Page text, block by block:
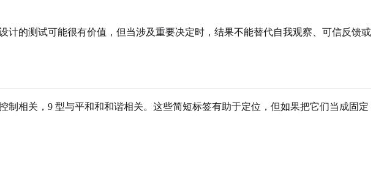
的测试可能很有价值，但当涉及重要决定时，结果不能替代自我观察、可信反馈或
相关，9 型与平和和和谐相关。这些简短标签有助于定位，但如果把它们当成固定